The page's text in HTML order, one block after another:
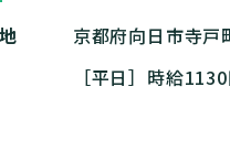
京都府向日市寺
［平日］時給